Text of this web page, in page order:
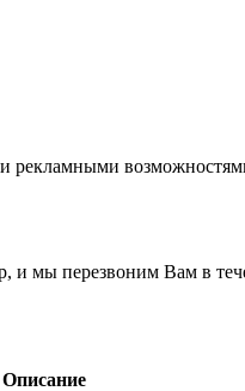
рекламными
и мы перезвоним Вам в
Описание